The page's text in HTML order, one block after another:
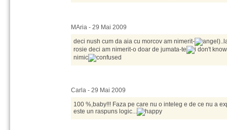
MAria - 29 Mai 2009
deci nush cum da aia cu morcov am nimerit-
rosie deci am nimerit-o doar de jumata-te
nimic
Carla - 29 Mai 2009
100 %,baby!!! Faza pe care nu o inteleg e de ce nu a
este un raspuns logic...